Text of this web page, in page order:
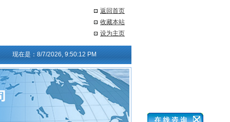
返回首页
收藏本站
设为主页
现在是： 8/7/2026, 9:50:13 PM